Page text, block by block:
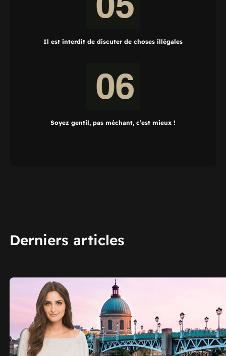
Il est interdit de discuter de choses illégales
Soyez gentil, pas méchant, c’est mieux !
Derniers articles